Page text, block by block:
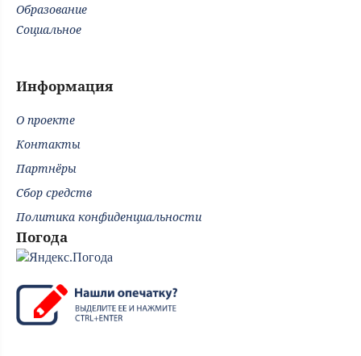
Образование
Социальное
Информация
О проекте
Контакты
Партнёры
Сбор средств
Политика конфиденциальности
Погода